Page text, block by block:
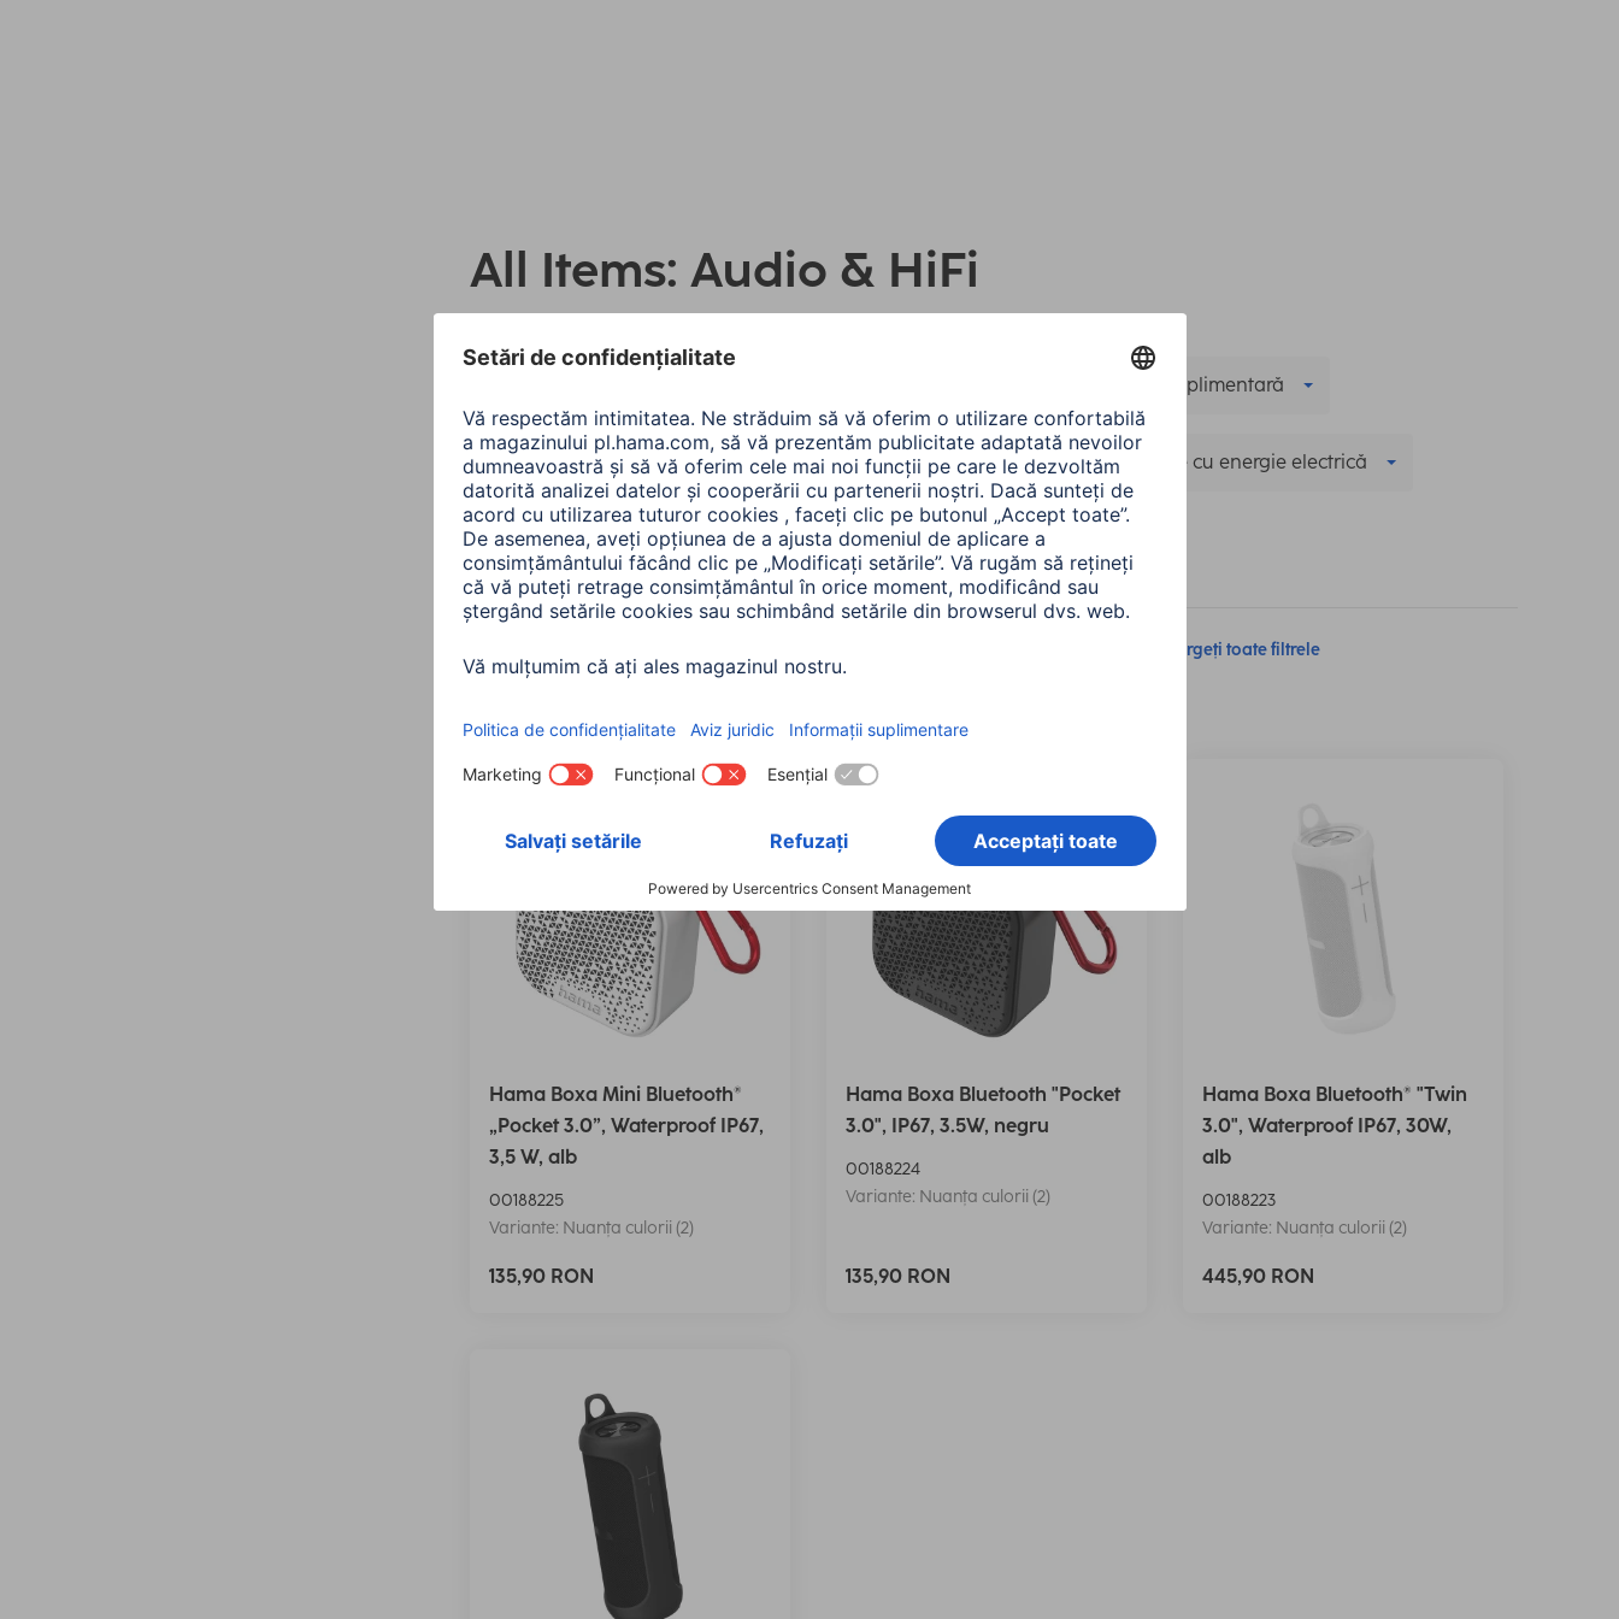
All Items: Audio & HiFi
Funcţie suplimentară
Clasa de protecție IP (1) Putere muzicală maximă Alimentare cu energie electrică
Vizualizare toate
Ștergeți toate filtrele
4 articole
Hama Boxa Mini Bluetooth®
„Pocket 3.0”, Waterproof IP67,
3,5 W, alb
00188225
Variante: Nuanța culorii (2)
135,90 RON
Hama Boxa Bluetooth "Pocket
3.0", IP67, 3.5W, negru
00188224
Variante: Nuanța culorii (2)
135,90 RON
Hama Boxa Bluetooth® "Twin
3.0", Waterproof IP67, 30W,
alb
00188223
Variante: Nuanța culorii (2)
445,90 RON